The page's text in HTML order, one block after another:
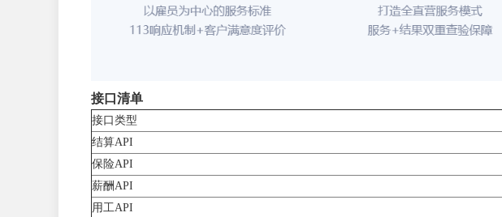
接口清单
接口类型
结算API
保险API
薪酬API
用工API